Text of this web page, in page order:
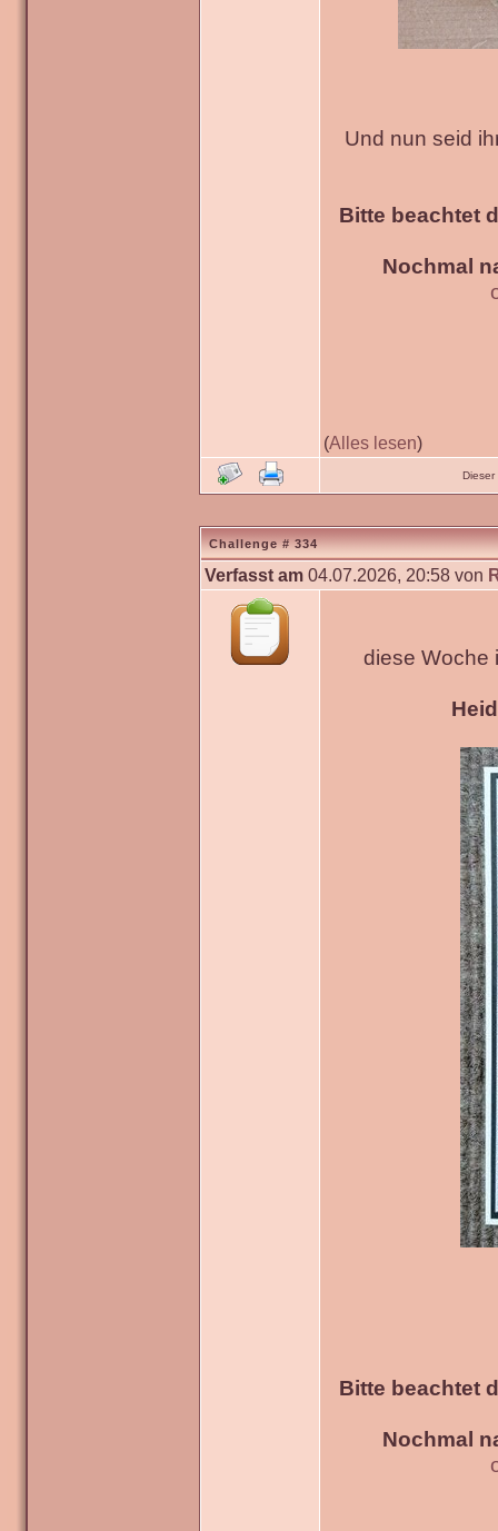
Und nun seid
Bitte beachtet
Nochmal
(Alles lesen)
Challenge # 334
Verfasst am 04.07.2026, 20:58 von
diese Woche
Bitte beachtet
Nochmal